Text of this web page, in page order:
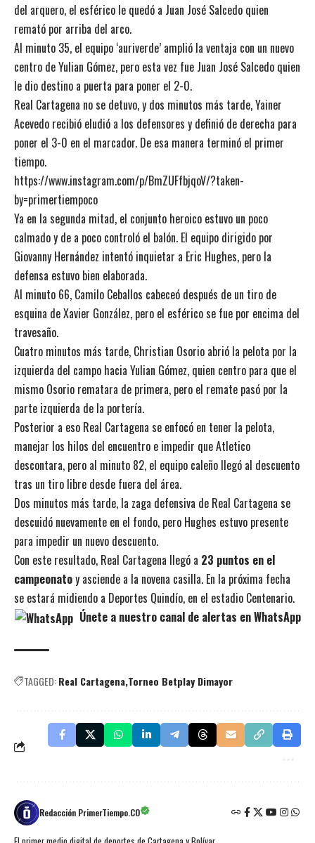
del arquero, el esférico le quedó a Juan José Salcedo quien
remató por arriba del arco.
Al minuto 35, el equipo ‘auriverde’ amplió la ventaja con un nuevo
centro de Yulian Gómez, pero esta vez fue Juan José Salcedo quien
le dio destino a puerta para poner el 2-0.
Real Cartagena no se detuvo, y dos minutos más tarde, Yainer
Acevedo recibió eludió a los defensores y definió de derecha para
poner el 3-0 en el marcador. De esa manera terminó el primer
tiempo.
https://www.instagram.com/p/BmZUFfbjqoV/?taken-
by=primertiempoco
Ya en la segunda mitad, el conjunto heroico estuvo un poco
calmado y de a poco controló el balón. El equipo dirigido por
Giovanny Hernández intentó inquietar a Eric Hughes, pero la
defensa estuvo bien elaborada.
Al minuto 66, Camilo Ceballos cabeceó después de un tiro de
esquina de Xavier González, pero el esférico se fue por encima del
travesaño.
Cuatro minutos más tarde, Christian Osorio abrió la pelota por la
izquierda del campo hacia Yulian Gómez, quien centro para que el
mismo Osorio rematara de primera, pero el remate pasó por la
parte izquierda de la portería.
Posterior a eso Real Cartagena se enfocó en tener la pelota,
manejar los hilos del encuentro e impedir que Atletico
descontara, pero al minuto 82, el equipo caleño llegó al descuento
tras un tiro libre desde fuera del área.
Dos minutos más tarde, la zaga defensiva de Real Cartagena se
descuidó nuevamente en el fondo, pero Hughes estuvo presente
para impedir un nuevo descuento.
Con este resultado, Real Cartagena llegó a 23 puntos en el
campeonatoy asciende a la novena casilla. En la próxima fecha
se estará midiendo a Deportes Quindío, en el estadio Centenario.
Únete a nuestro canal de alertas en WhatsApp
TAGGED:Real Cartagena Torneo Betplay Dimayor
Redacción PrimerTiempo.CO